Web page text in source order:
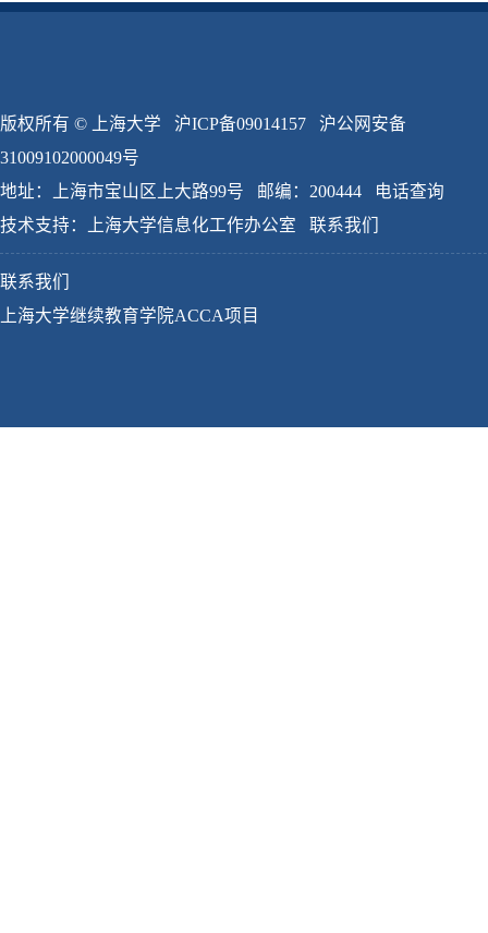
版权所有 © 上海大学 沪ICP备09014157
沪公网安备
31009102000049号
地址：上海市宝山区上大路99号 邮编：200444
电话查询
技术支持：
上海大学信息化工作办公室 联系我们
联系我们
上海大学继续教育学院ACCA项目